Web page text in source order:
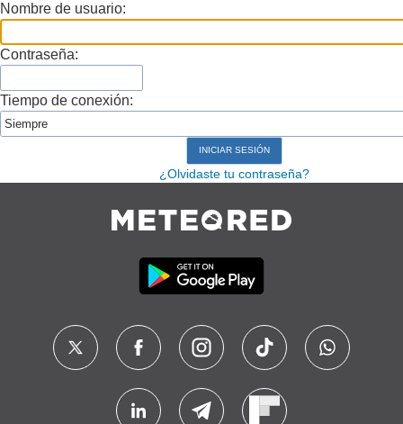
Nombre de usuario:
Contraseña:
Tiempo de conexión:
¿Olvidaste tu contraseña?